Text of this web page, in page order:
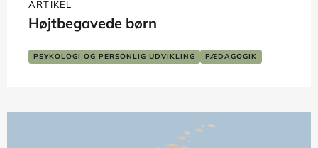
ARTIKEL
Højtbegavede børn
PSYKOLOGI OG PERSONLIG UDVIKLING
PÆDAGOGIK